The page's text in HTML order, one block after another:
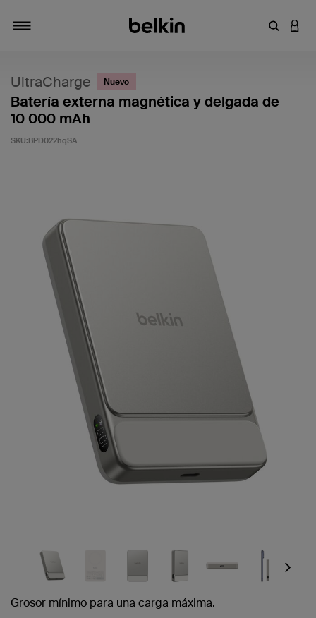
UltraCharge Nuevo
Batería externa magnética y delgada de
10 000 mAh
SKU:BPD022hqSA
Next
Grosor mínimo para una carga máxima.